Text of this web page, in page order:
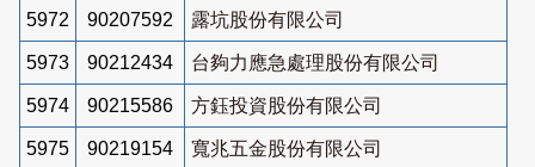
5972 90207592 露坑股份有限公司
5973 90212434 台夠力應急處理股份有限公司
5974 90215586 方鈺投資股份有限公司
5975 90219154 寬兆五金股份有限公司